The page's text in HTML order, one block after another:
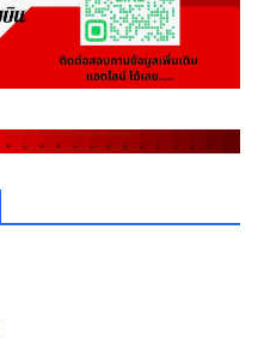
. . . . . . . . . . . . . .